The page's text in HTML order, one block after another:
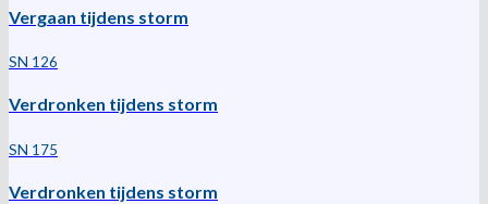
Vergaan tijdens storm
SN 126
Verdronken tijdens storm
SN 175
Verdronken tijdens storm